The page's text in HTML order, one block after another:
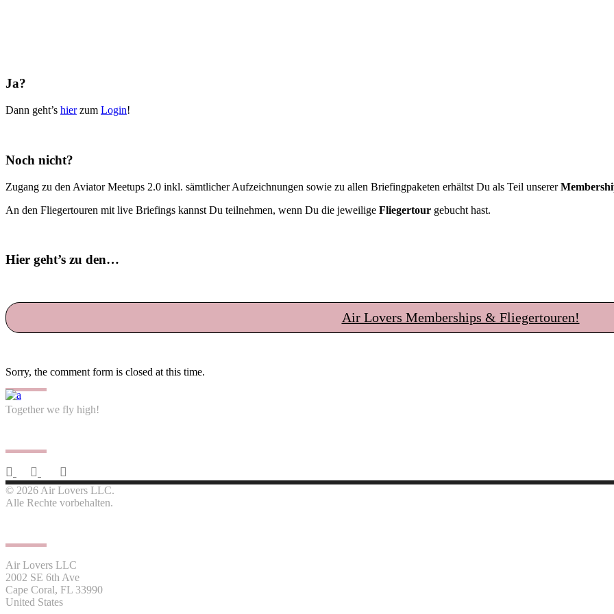
Ja?
Dann geht’s hierzum Login!
Noch nicht?
Zugang zu den Aviator Meetups 2.0 inkl. sämtlicher Aufzeichnungen sowie zu allen Briefingpaketen erhältst Du als Teil unserer
An den Fliegertouren mit live Briefings kannst Du teilnehmen, wenn Du die jeweilige Fliegertour gebucht hast.
Hier geht’s zu den…
Air Lovers Memberships & Fliegertouren!
Sorry, the comment form is closed at this time.
Together we fly high!
© 2026 Air Lovers LLC.
Alle Rechte vorbehalten.
Air Lovers LLC
2002 SE 6th Ave
Cape Coral, FL 33990
United States